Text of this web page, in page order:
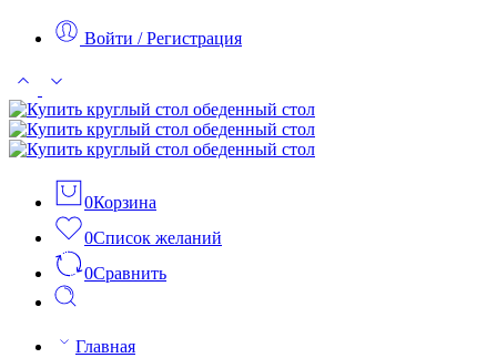
Войти / Регистрация
0Корзина
0Список желаний
0Сравнить
Главная